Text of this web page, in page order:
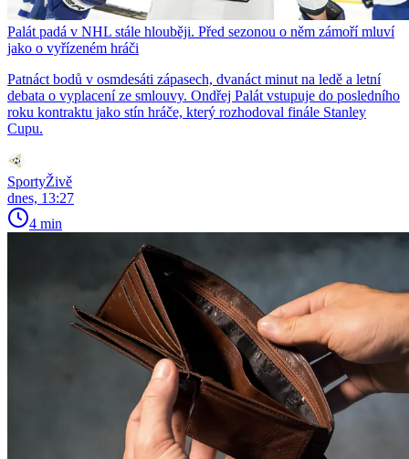
Palát padá v NHL stále hlouběji. Před sezonou o něm zámoří mluví
jako o vyřízeném hráči
Patnáct bodů v osmdesáti zápasech, dvanáct minut na ledě a letní
debata o vyplacení ze smlouvy. Ondřej Palát vstupuje do posledního
roku kontraktu jako stín hráče, který rozhodoval finále Stanley
Cupu.
SportyŽivě
dnes, 13:27
4 min